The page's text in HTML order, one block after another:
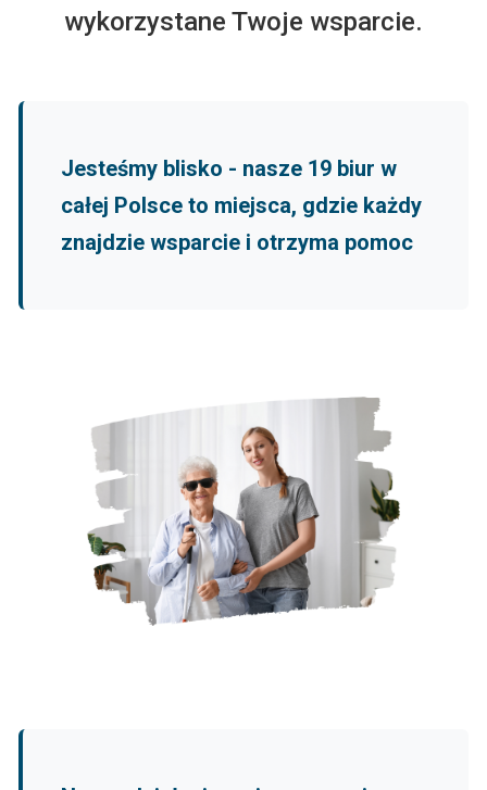
wykorzystane Twoje wsparcie.
Jesteśmy blisko - nasze 19 biur w
całej Polsce to miejsca, gdzie każdy
znajdzie wsparcie i otrzyma pomoc